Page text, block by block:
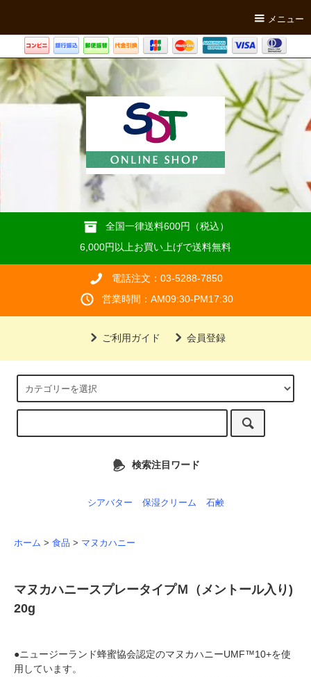
メニュー
全国一律送料600円（税込）
6,000円以上お買い上げで送料無料
電話注文：03-5288-7850
営業時間：AM09:30-PM17:30
ご利用ガイド 会員登録
検索注目ワード
シアバター 保湿クリーム 石鹸
ホーム > 食品 > マヌカハニー
マヌカハニースプレータイプＭ（メントール入り)
20g
●ニュージーランド蜂蜜協会認定のマヌカハニーUMF™10+を使
用しています。